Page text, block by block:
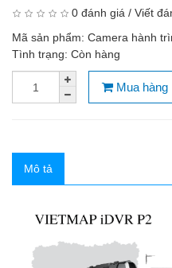
0 đánh giá / Viết
Mã sản phẩm: Camera hành
Tình trạng: Còn hàng
Mua hàng
Mô tả